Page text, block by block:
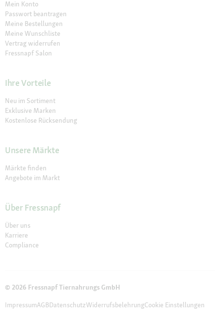
Mein Konto
Passwort beantragen
Meine Bestellungen
Meine Wunschliste
Vertrag widerrufen
Fressnapf Salon
Ihre Vorteile
Neu im Sortiment
Exklusive Marken
Kostenlose Rücksendung
Unsere Märkte
Märkte finden
Angebote im Markt
Über Fressnapf
Über uns
Karriere
Compliance
© 2026 Fressnapf Tiernahrungs GmbH
ImpressumAGBDatenschutzWiderrufsbelehrungCookie Einstellungen